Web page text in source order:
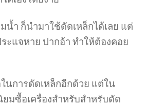
น้ำ ก็นำมาใช้ดัดเหล็กได้เลย แต่
แจหาย ปากอ้า ทำให้ต้องคอย
นการดัดเหล็กอีกด้วย แต่ใน
มซื้อเครื่องสำหรับสำหรับดัด